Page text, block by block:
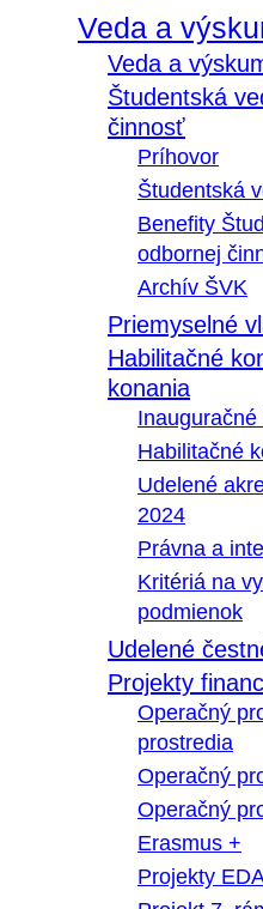
Veda a
Veda a
Študentská
činnosť
Príhovor
Študentská
Benefity
odbornej
Archív ŠVK
Priemyselné
Habilitačné
konania
Habilitačné
Udelené
2024
Právna a
Kritériá na
podmienok
Udelené
Projekty
Operačný
prostredia
Operačný
Operačný
Erasmus +
Projekty